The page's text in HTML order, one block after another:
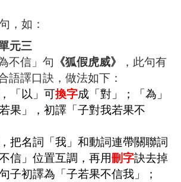
，如：
元三
不信」句 《狐假虎威》
，此句有
語譯口訣，做法如下：
「以」可換字成「對」；「為」
果」，初譯「子對我若果不
把名詞「我」和動詞連帶關聯詞
信」位置互調，再用刪字訣去掉
子初譯為「子若果不信我」；